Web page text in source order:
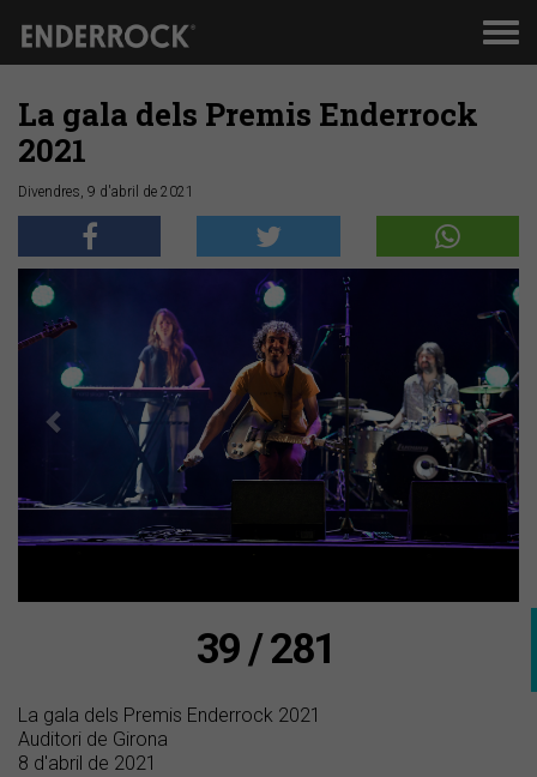
La gala dels Premis Enderrock
2021
Divendres, 9 d'abril de 2021
Anterior
39 / 281
La gala dels Premis Enderrock 2021
Auditori de Girona
8 d'abril de 2021